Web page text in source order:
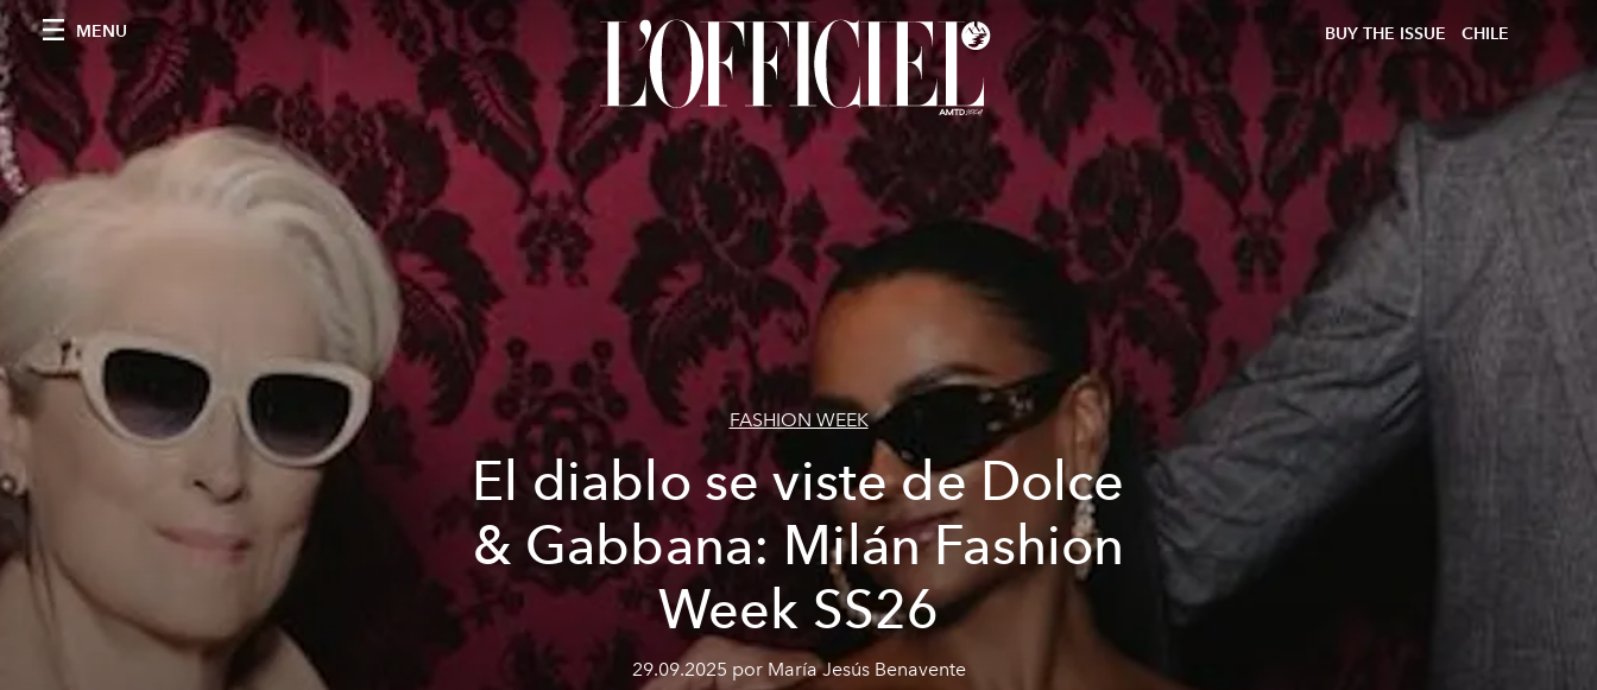
MENU BUY THE ISSUE CHILE
FASHION WEEK
El diablo se viste de Dolce
& Gabbana: Milán Fashion
Week SS26
29.09.2025 por María Jesús Benavente